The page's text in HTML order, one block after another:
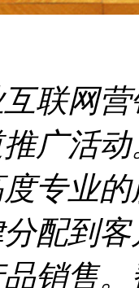
联网
广活动
专业
配到
销售